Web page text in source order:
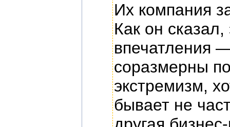
Их компания
Как он
впечатления
соразмерны
экстремизм,
бывает не